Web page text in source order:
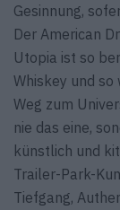
Gesinnung,
Der American
Utopia ist so
Whiskey und
Weg zum
nie das eine,
künstlich und
Trailer-Park-
Tiefgang,